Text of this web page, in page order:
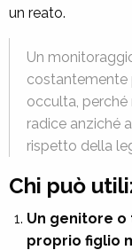
un reato.
Un
costantemente
occulta,
radice anziché
rispetto della
Chi può
Un genitore
proprio figlio